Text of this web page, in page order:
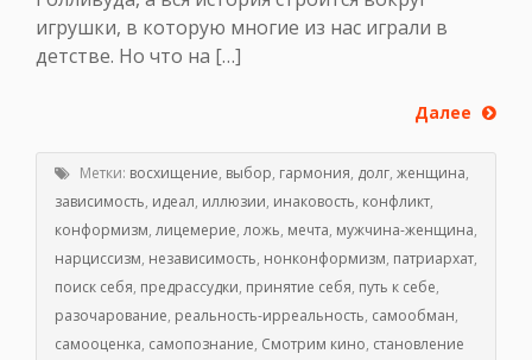
игрушки, в которую многие из нас играли в
детстве. Но что на […]
Далее
Метки: восхищение, выбор, гармония, долг, женщина,
зависимость, идеал, иллюзии, инаковость, конфликт,
конформизм, лицемерие, ложь, мечта, мужчина-женщина,
нарциссизм, независимость, нонконформизм, патриархат,
поиск себя, предрассудки, принятие себя, путь к себе,
разочарование, реальность-ирреальность, самообман,
самооценка, самопознание, Смотрим кино, становление